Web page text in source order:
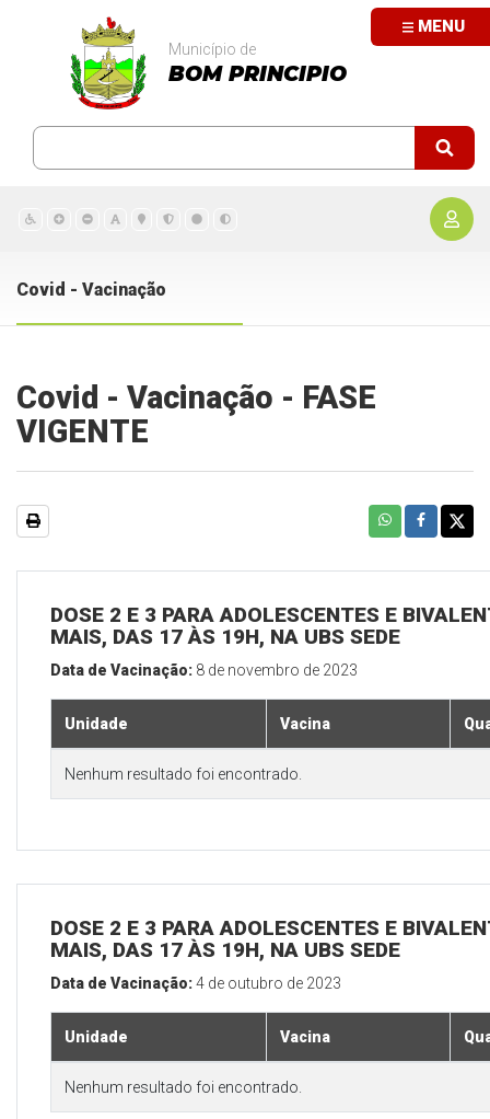
MENU
Município de
BOM PRINCIPIO
Covid - Vacinação
Covid - Vacinação - FASE
VIGENTE
DOSE 2 E 3 PARA ADOLESCENTES E
MAIS, DAS 17 ÀS 19H, NA UBS SEDE
Data de Vacinação: 8 de novembro de 2023
Unidade Vacina
Nenhum resultado foi encontrado.
DOSE 2 E 3 PARA ADOLESCENTES E
MAIS, DAS 17 ÀS 19H, NA UBS SEDE
Data de Vacinação:4 de outubro de 2023
Unidade Vacina
Nenhum resultado foi encontrado.